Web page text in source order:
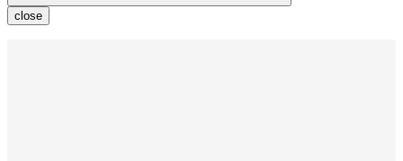
close